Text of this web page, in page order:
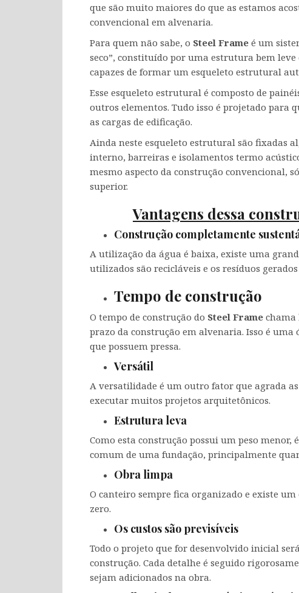
que são muito maiores do que as estamos
convencional em alvenaria.
Para quem não sabe, o Steel Frame é um
seco”, constituído por uma estrutura bem leve
capazes de formar um esqueleto estrutural
Esse esqueleto estrutural é composto de
outros elementos. Tudo isso é projetado para
as cargas de edificação.
Ainda neste esqueleto estrutural são fixadas
interno, barreiras e isolamentos termo
mesmo aspecto da construção convencional,
superior.
Vantagens dessa
Construção completamente
A utilização da água é baixa, existe uma
utilizados são recicláveis e os resíduos
Tempo de construção
O tempo de construção do Steel Frame chama
prazo da construção em alvenaria. Isso é
que possuem pressa.
Versátil
A versatilidade é um outro fator que agrada
executar muitos projetos arquitetônicos.
Estrutura leva
Como esta construção possui um peso menor,
comum de uma fundação, principalmente
Obra limpa
O canteiro sempre fica organizado e existe
zero.
Os custos são previsíveis
Todo o projeto que for desenvolvido inicial
construção. Cada detalhe é seguido
sejam adicionados na obra.